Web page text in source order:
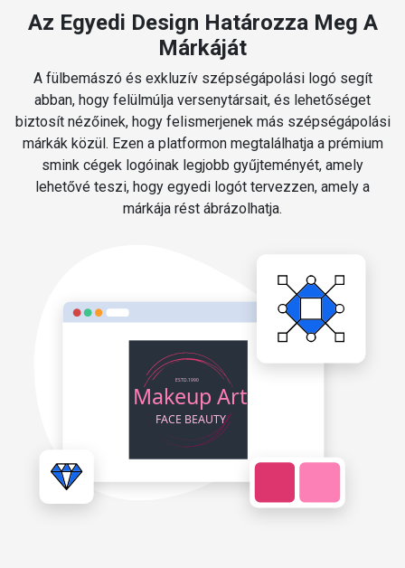
Az Egyedi Design Határozza Meg A
Márkáját
A fülbemászó és exkluzív szépségápolási logó segít
abban, hogy felülmúlja versenytársait, és lehetőséget
biztosít nézőinek, hogy felismerjenek más szépségápolási
márkák közül. Ezen a platformon megtalálhatja a prémium
smink cégek logóinak legjobb gyűjteményét, amely
lehetővé teszi, hogy egyedi logót tervezzen, amely a
márkája rést ábrázolhatja.